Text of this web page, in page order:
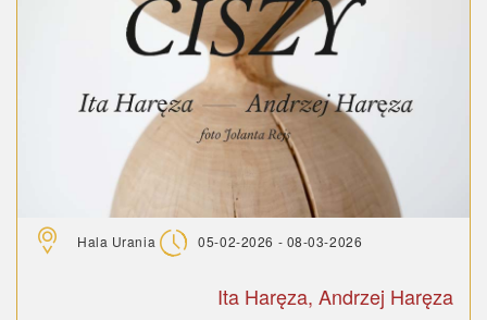
Hala Urania 05-02-2026 - 08-03-2026
Ita Haręza, Andrzej Haręza